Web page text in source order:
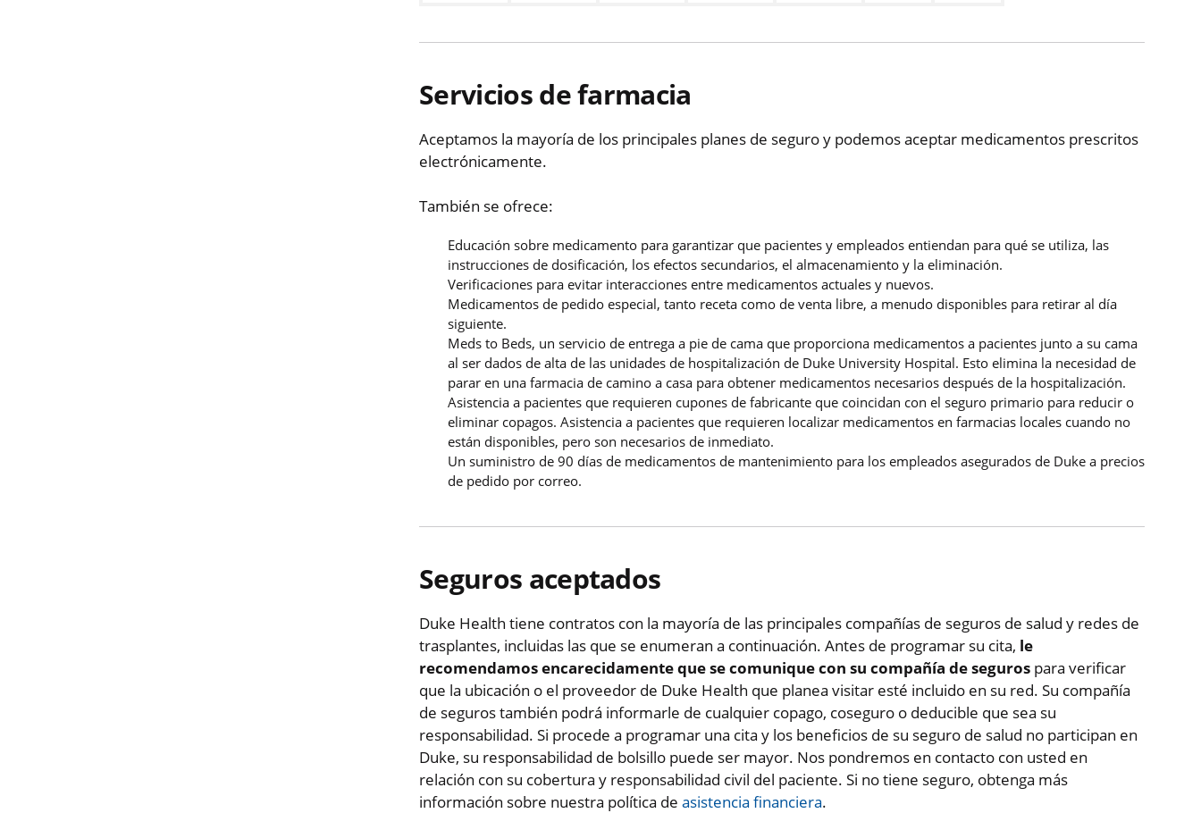
Servicios de farmacia
Aceptamos la mayoría de los principales planes de seguro y podemos aceptar medicamentos prescritos
electrónicamente.
También se ofrece:
Educación sobre medicamento para garantizar que pacientes y empleados entiendan para qué se utiliza, las
instrucciones de dosificación, los efectos secundarios, el almacenamiento y la eliminación.
Verificaciones para evitar interacciones entre medicamentos actuales y nuevos.
Medicamentos de pedido especial, tanto receta como de venta libre, a menudo disponibles para retirar al día
siguiente.
Meds to Beds, un servicio de entrega a pie de cama que proporciona medicamentos a pacientes junto a su cama
al ser dados de alta de las unidades de hospitalización de Duke University Hospital. Esto elimina la necesidad de
parar en una farmacia de camino a casa para obtener medicamentos necesarios después de la hospitalización.
Asistencia a pacientes que requieren cupones de fabricante que coincidan con el seguro primario para reducir o
eliminar copagos. Asistencia a pacientes que requieren localizar medicamentos en farmacias locales cuando no
están disponibles, pero son necesarios de inmediato.
Un suministro de 90 días de medicamentos de mantenimiento para los empleados asegurados de Duke a precios
de pedido por correo.
Seguros aceptados
Duke Health tiene contratos con la mayoría de las principales compañías de seguros de salud y redes de
trasplantes, incluidas las que se enumeran a continuación. Antes de programar su cita, le
recomendamos encarecidamente que se comunique con su compañía de seguros para verificar
que la ubicación o el proveedor de Duke Health que planea visitar esté incluido en su red. Su compañía
de seguros también podrá informarle de cualquier copago, coseguro o deducible que sea su
responsabilidad. Si procede a programar una cita y los beneficios de su seguro de salud no participan en
Duke, su responsabilidad de bolsillo puede ser mayor. Nos pondremos en contacto con usted en
relación con su cobertura y responsabilidad civil del paciente. Si no tiene seguro, obtenga más
información sobre nuestra política de asistencia financiera.